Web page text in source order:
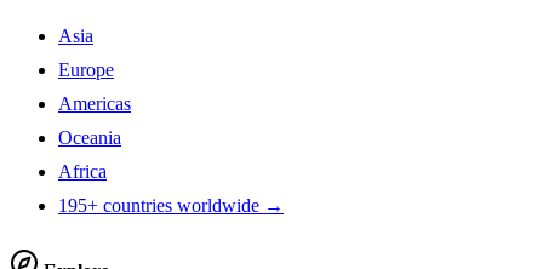
Asia
Europe
Americas
Oceania
Africa
195+ countries worldwide →